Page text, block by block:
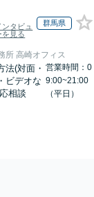
ンタビュ
を見る
群馬県
所 高崎オフィス
法(対面・
ビデオな
相談
営業時間：0
9:00~21:00
（平日）